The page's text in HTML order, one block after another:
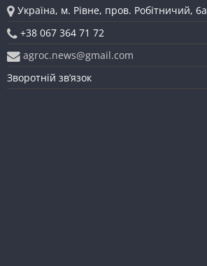
Україна, м. Рівне, пров. Робітничий, 6а
+38 067 364 71 72
agroc.news@gmail.com
Зворотній зв’язок